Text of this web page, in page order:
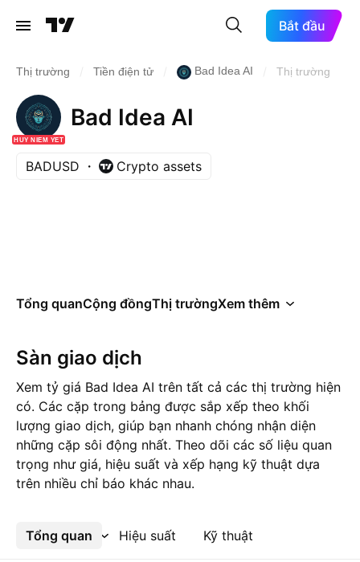
Bắt đầu
Thị trường Tiền điện tử Bad Idea AI Thị trường
HỦY NIÊM YẾT
Bad Idea AI
BADUSD Crypto assets
Tổng quanCộng đồngThị trườngXem thêm
Sàn giao dịch
Xem tỷ giá Bad Idea AI trên tất cả các thị trường hiện
có. Các cặp trong bảng được sắp xếp theo khối
lượng giao dịch, giúp bạn nhanh chóng nhận diện
những cặp sôi động nhất. Theo dõi các số liệu quan
trọng như giá, hiệu suất và xếp hạng kỹ thuật dựa
trên nhiều chỉ báo khác nhau.
Tổng quan Hiệu suất Kỹ thuật
Xem thêm